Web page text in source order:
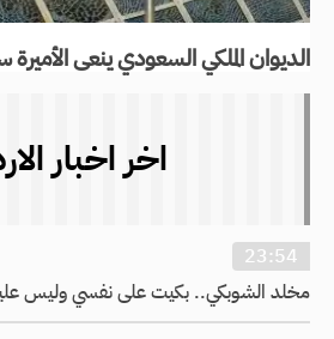
الديوان الملكي السعودي ينعى
اخر اخبار
23:54
مخلد الشوبكي.. بكيت على نفسي وليس